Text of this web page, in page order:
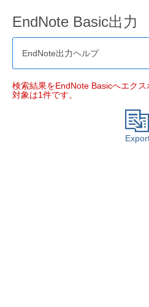
EndNote Basic出力
EndNote出力ヘルプ
検索結果をEndNote Basicへエクス
対象は1件です。